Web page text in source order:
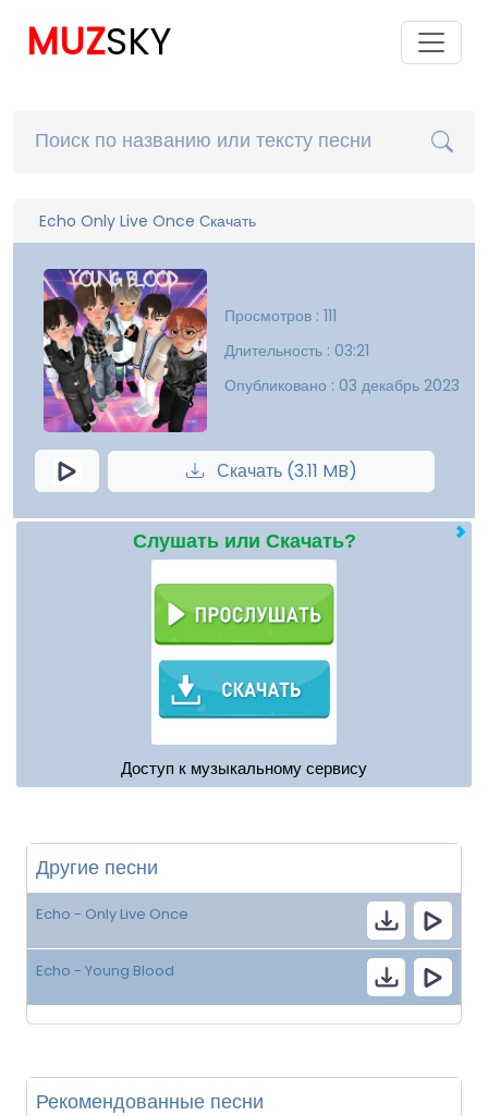
MUZSKY
Echo Only Live Once Скачать
Просмотров : 111
Длительность : 03:21
Опубликовано : 03 декабрь 2023
Скачать (3.11 MB)
Слушать или Скачать?
Доступ к музыкальному сервису
Другие песни
Echo - Only Live Once
Echo - Young Blood
Рекомендованные песни